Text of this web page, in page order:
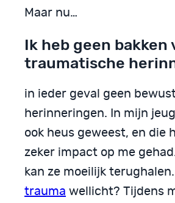
Maar nu…
Ik heb geen bakken
traumatische
in ieder geval geen
herinneringen. In mijn
ook heus geweest, en die
zeker impact op me
kan ze moeilijk
trauma wellicht? Tijdens